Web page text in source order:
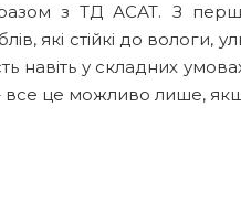
з ТД АСАТ. З
які стійкі до
навіть у складних
все це можливо лише,